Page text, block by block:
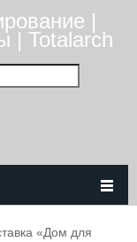
|
| Totalarch
«Дом для